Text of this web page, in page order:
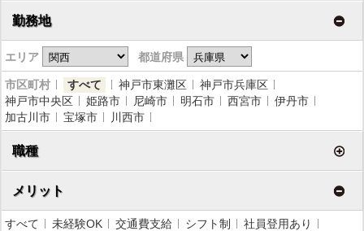
勤務地
エリア 都道府県
市区町村 すべて 神戸市東灘区
神戸市兵庫区
神戸市中央区
姫路市 尼崎市 明石市 西宮市
伊丹市
加古川市
宝塚市 川西市
職種
メリット
すべて 未経験OK 交通費支給 シフト制
社員登用あり